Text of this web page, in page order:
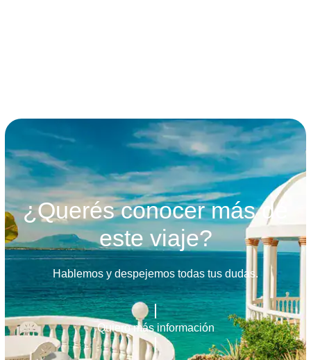
¿Querés conocer más de
este viaje?
Hablemos y despejemos todas tus dudas.
Quiero más información